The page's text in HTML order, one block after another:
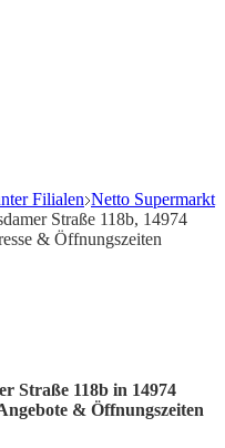
Filialen Netto Supermarkt
Straße 118b, 14974
& Öffnungszeiten
Straße 118b in 14974
& Öffnungszeiten